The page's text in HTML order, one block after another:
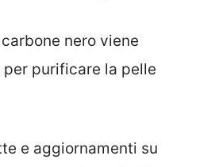
nero viene
purificare la pelle
e aggiornamenti su